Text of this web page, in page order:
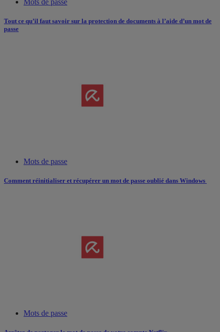
Tout ce qu’il faut savoir sur la protection de documents à l’aide d’un mot de
passe
Mots de passe
Comment réinitialiser et récupérer un mot de passe oublié dans Windows
Mots de passe